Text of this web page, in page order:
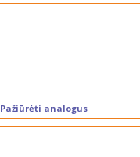
Pažiūrėti analogus